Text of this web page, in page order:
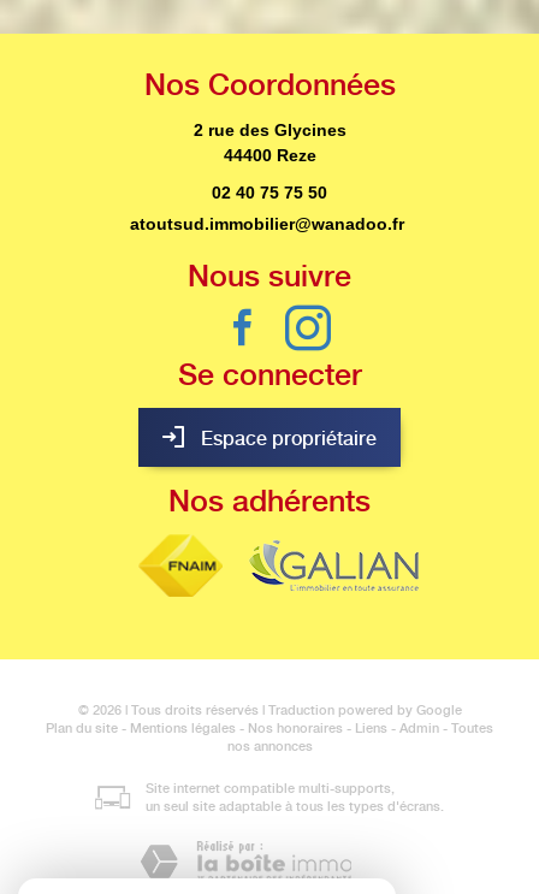
Nos Coordonnées
2 rue des Glycines
44400 Reze
02 40 75 75 50
atoutsud.immobilier@wanadoo.fr
Nous suivre
Se connecter
Espace propriétaire
Nos adhérents
© 2026 | Tous droits réservés | Traduction powered by Google
Plan du site - Mentions légales - Nos honoraires - Liens - Admin - Toutes
nos annonces
Site internet compatible multi-supports,
un seul site adaptable à tous les types d'écrans.